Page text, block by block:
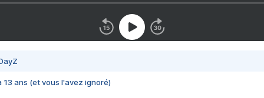
13 ans (et vous l'avez ignoré)